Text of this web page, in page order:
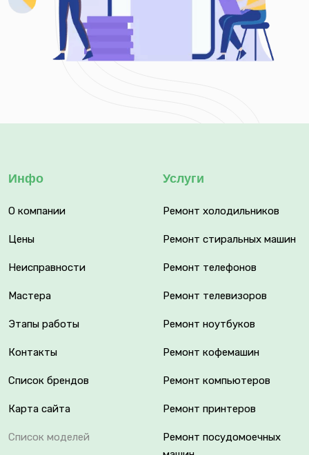
Инфо
О компании
Цены
Неисправности
Мастера
Этапы работы
Контакты
Список брендов
Карта сайта
Список моделей
Услуги
Ремонт холодильников
Ремонт стиральных машин
Ремонт телефонов
Ремонт телевизоров
Ремонт ноутбуков
Ремонт кофемашин
Ремонт компьютеров
Ремонт принтеров
Ремонт посудомоечных